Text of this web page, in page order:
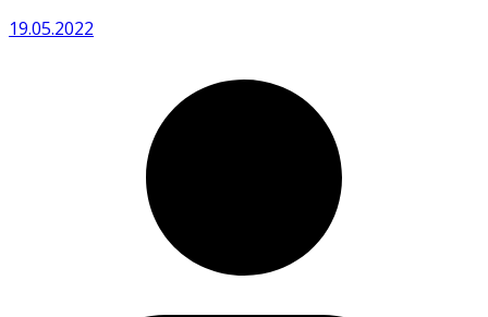
19.05.2022